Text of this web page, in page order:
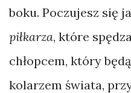
boku. Poczujesz się
piłkarza, które
chłopcem, który
kolarzem świata,